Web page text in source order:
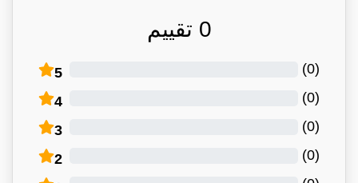
0 تقييم
5 (
0
)
4 (
0
)
3 (
0
)
2 (
0
)